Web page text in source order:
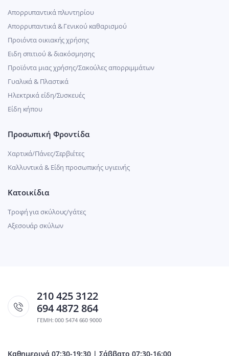
Απορρυπαντικά πλυντηρίου
Απορρυπαντικά & Γενικού καθαρισμού
Προιόντα οικιακής χρήσης
Ειδη σπιτιού & διακόσμησης
Προϊόντα μιας χρήσης/Σακούλες απορριμμάτων
Γυαλικά & Πλαστικά
Ηλεκτρικά είδη/Συσκευές
Είδη κήπου
Προσωπική Φροντίδα
Χαρτικά/Πάνες/Σερβιέτες
Καλλυντικά & Είδη προσωπικής υγιεινής
Κατοικίδια
Τροφή για σκύλους/γάτες
Αξεσουάρ σκύλων
210 425 3122
694 4872 864
ΓΕΜΗ: 000 5474 660 9000
Καθημερινά 07:30-19:30 | Σάββατο 07:30-16:00